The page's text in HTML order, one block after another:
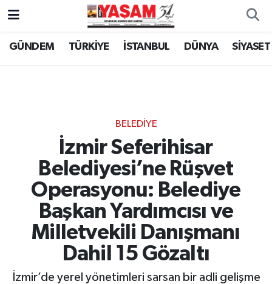
GÜNDEM TÜRKİYE İSTANBUL DÜNYA SİYASET
BELEDİYE
İzmir Seferihisar
Belediyesi’ne Rüşvet
Operasyonu: Belediye
Başkan Yardımcısı ve
Milletvekili Danışmanı
Dahil 15 Gözaltı
İzmir’de yerel yönetimleri sarsan bir adli gelişme